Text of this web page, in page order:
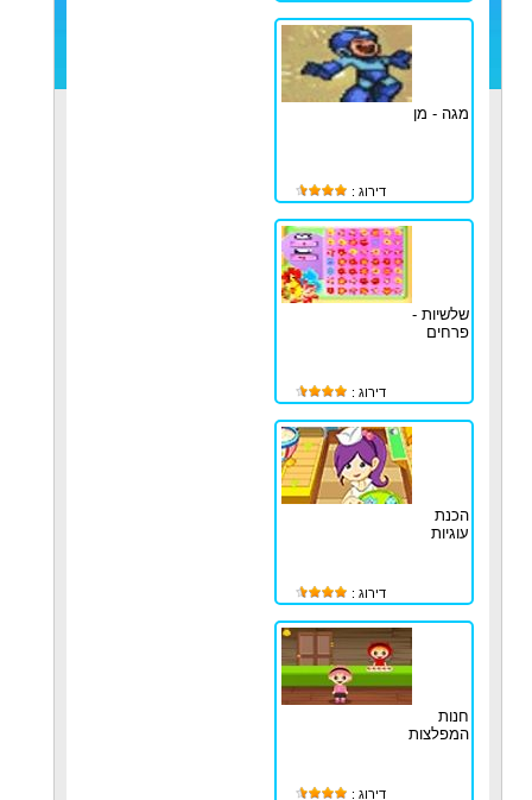
מגה - מן
דירוג :
שלשיות -
פרחים
דירוג :
הכנת
עוגיות
דירוג :
חנות
המפלצות
דירוג :